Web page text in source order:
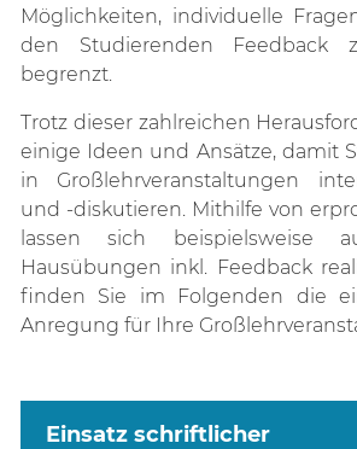
Möglichkeiten, individuelle
den Studierenden Feedback
begrenzt.
Trotz dieser zahlreichen
einige Ideen und Ansätze, damit
in Großlehrveranstaltungen
und -diskutieren. Mithilfe von
lassen sich beispielsweise
Hausübungen inkl. Feedback
finden Sie im Folgenden die
Anregung für Ihre
Einsatz schriftlicher